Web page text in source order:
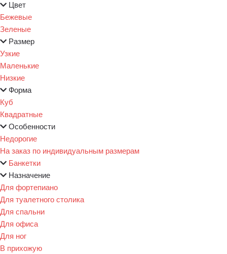
Цвет
Бежевые
Зеленые
Размер
Узкие
Маленькие
Низкие
Форма
Куб
Квадратные
Особенности
Недорогие
На заказ по индивидуальным размерам
Банкетки
Назначение
Для фортепиано
Для туалетного столика
Для спальни
Для офиса
Для ног
В прихожую